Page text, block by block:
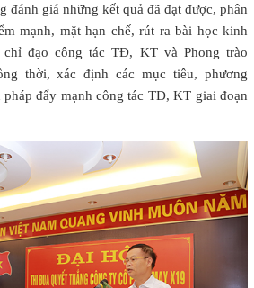
đánh giá những kết quả đã đạt được, phân
mạnh, mặt hạn chế, rút ra bài học kinh
chỉ đạo công tác TĐ, KT và Phong trào
thời, xác định các mục tiêu, phương
đẩy mạnh công tác TĐ, KT giai đoạn